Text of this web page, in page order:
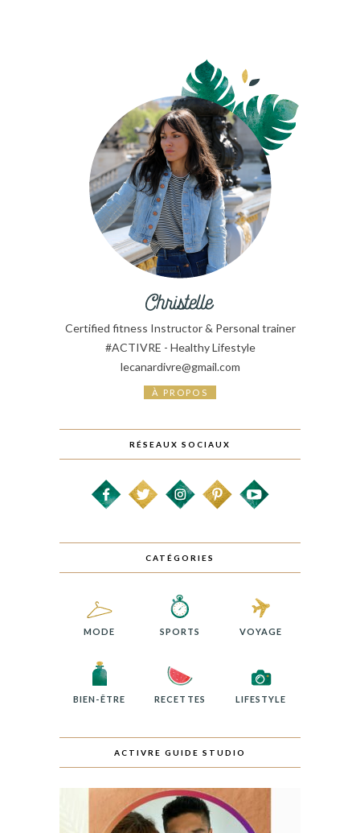
Certified fitness Instructor & Personal trainer
#ACTIVRE - Healthy Lifestyle
lecanardivre@gmail.com
À PROPOS
RÉSEAUX SOCIAUX
CATÉGORIES
MODE SPORTS VOYAGE
BIEN-ÊTRE RECETTES LIFESTYLE
ACTIVRE GUIDE STUDIO